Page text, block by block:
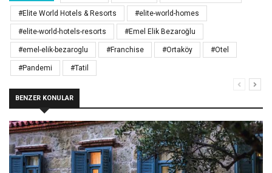
#Elite World Hotels & Resorts #elite-world-homes
#elite-world-hotels-resorts #Emel Elik Bezaroğlu
#emel-elik-bezaroglu #Franchise #Ortaköy #Otel
#Pandemi #Tatil
BENZER KONULAR